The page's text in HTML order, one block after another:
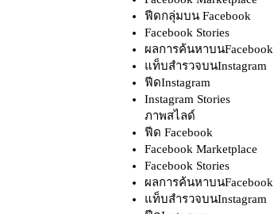
ฟีดกลุ่มบน Facebook
Facebook Stories
ผลการค้นหาบนFacebook
แท็บสำรวจบนInstagram
ฟีดInstagram
Instagram Stories
ภาพสไลด์
ฟีด Facebook
Facebook Marketplace
Facebook Stories
ผลการค้นหาบนFacebook
แท็บสำรวจบนInstagram